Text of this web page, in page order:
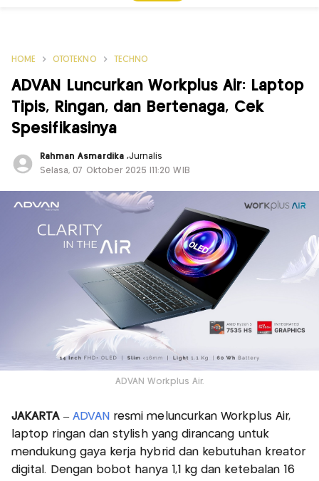
HOME OTOTEKNO TECHNO
ADVAN Luncurkan Workplus Air: Laptop
Tipis, Ringan, dan Bertenaga, Cek
Spesifikasinya
Rahman Asmardika ,Jurnalis
Selasa, 07 Oktober 2025 |11:20 WIB
ADVAN Workplus Air.
JAKARTA– ADVAN resmi meluncurkan Workplus Air,
laptop ringan dan stylish yang dirancang untuk
mendukung gaya kerja hybrid dan kebutuhan kreator
digital. Dengan bobot hanya 1,1 kg dan ketebalan 16